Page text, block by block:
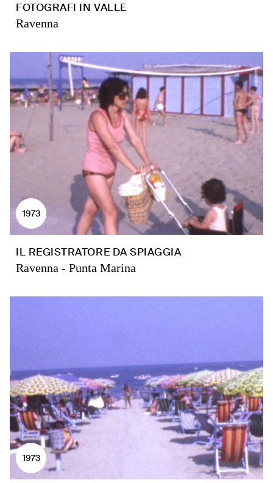
FOTOGRAFI IN VALLE
Ravenna
1973
IL REGISTRATORE DA SPIAGGIA
Ravenna - Punta Marina
1973